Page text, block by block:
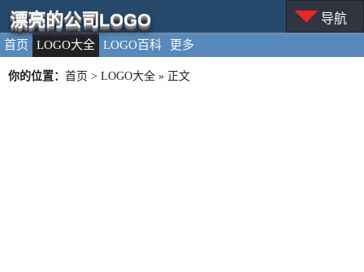
首页 LOGO大全 LOGO百科 更多
漂亮的公司LOGO 导航
你的位置： 首页 > LOGO大全 » 正文